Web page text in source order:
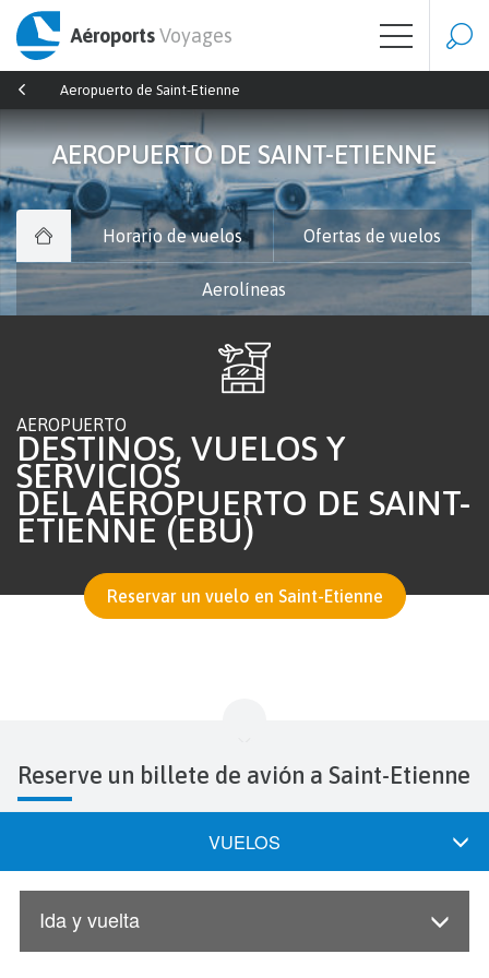
AéroportsVoyages
Aeropuerto de Saint-Etienne
AEROPUERTO DE SAINT-ETIENNE
Horario de vuelos Ofertas de vuelos
Aerolíneas
AEROPUERTO
DESTINOS, VUELOS Y
SERVICIOS
DEL AEROPUERTO DE SAINT-
ETIENNE (EBU)
Reservar un vuelo en Saint-Etienne
Reserve un billete de avión a Saint-Etienne